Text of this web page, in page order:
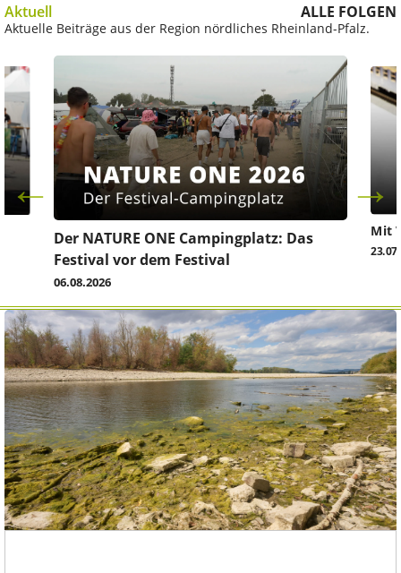
Aktuell ALLE FOLGEN
Aktuelle Beiträge aus der Region nördliches Rheinland-Pfalz.
Der NATURE ONE Campingplatz: Das
Festival vor dem Festival
06.08.2026
Mit